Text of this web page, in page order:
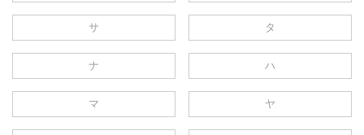
サ タ
ナ ハ
マ ヤ